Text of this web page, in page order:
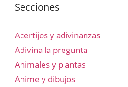
Secciones
Acertijos y adivinanzas
Adivina la pregunta
Animales y plantas
Anime y dibujos